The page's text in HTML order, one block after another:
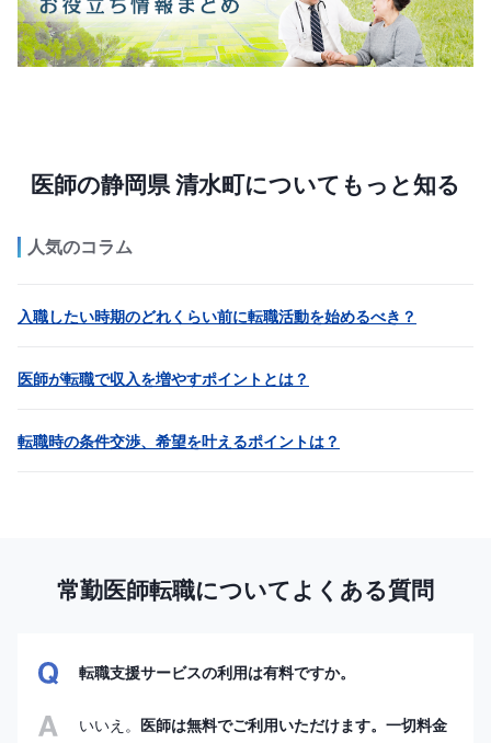
医師の静岡県 清水町についてもっと知る
人気のコラム
入職したい時期のどれくらい前に転職活動を始めるべき？
医師が転職で収入を増やすポイントとは？
転職時の条件交渉、希望を叶えるポイントは？
常勤医師転職についてよくある質問
転職支援サービスの利用は有料ですか。
いいえ。 医師は無料でご利用いただけます。一切料金